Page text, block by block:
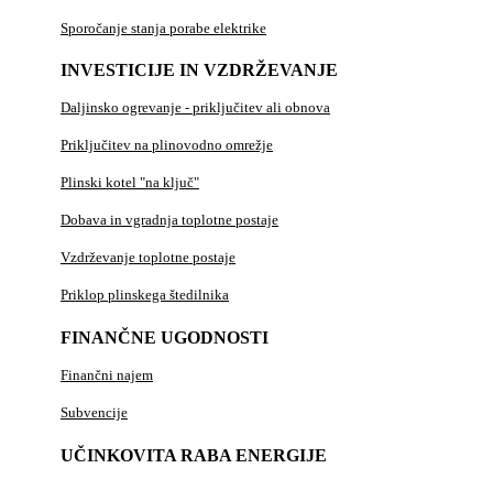
Sporočanje stanja porabe elektrike
INVESTICIJE IN VZDRŽEVANJE
Daljinsko ogrevanje - priključitev ali obnova
Priključitev na plinovodno omrežje
Plinski kotel "na ključ"
Dobava in vgradnja toplotne postaje
Vzdrževanje toplotne postaje
Priklop plinskega štedilnika
FINANČNE UGODNOSTI
Finančni najem
Subvencije
UČINKOVITA RABA ENERGIJE